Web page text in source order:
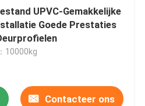
UPVC-Gemakkelijke
Goede Prestaties
10000kg
Contacteer ons